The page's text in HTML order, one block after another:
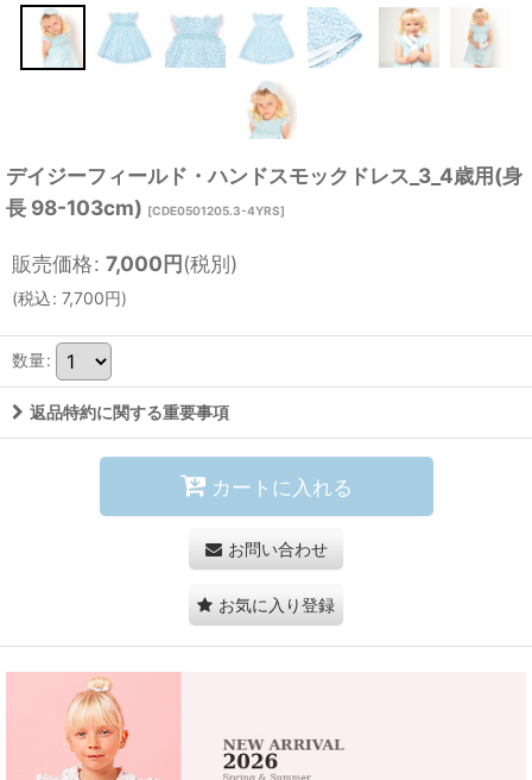
デイジーフィールド・ハンドスモックドレス_3_4歳用(身
長 98-103cm) [CDE0501205.3-4YRS]
販売価格: 7,000円(税別)
(税込: 7,700円)
数量:
返品特約に関する重要事項
カートに入れる
お問い合わせ
お気に入り登録